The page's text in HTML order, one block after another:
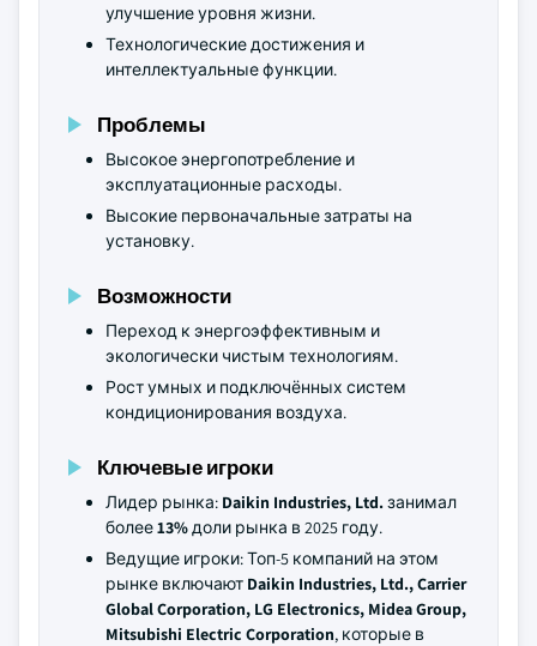
улучшение уровня жизни.
Технологические достижения и
интеллектуальные функции.
Проблемы
Высокое энергопотребление и
эксплуатационные расходы.
Высокие первоначальные затраты на
установку.
Возможности
Переход к энергоэффективным и
экологически чистым технологиям.
Рост умных и подключённых систем
кондиционирования воздуха.
Ключевые игроки
Лидер рынка: Daikin Industries, Ltd.занимал
более13%доли рынка в 2025 году.
Ведущие игроки: Топ-5 компаний на этом
рынке включают Daikin Industries, Ltd., Carrier
Global Corporation, LG Electronics, Midea Group,
Mitsubishi Electric Corporation, которые в